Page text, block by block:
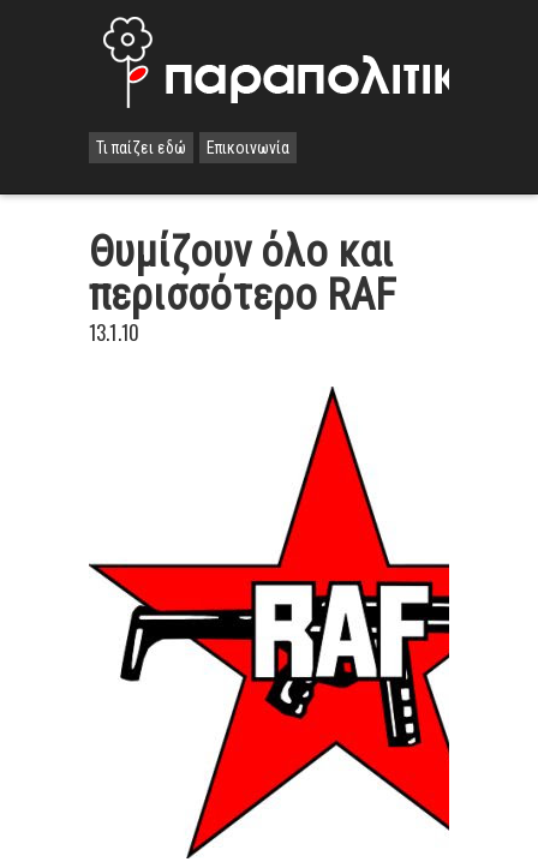
Τι παίζει εδώ Επικοινωνία
Θυμίζουν όλο και
περισσότερο RAF
13.1.10